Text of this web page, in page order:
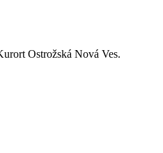
Ostrožská Nová Ves.